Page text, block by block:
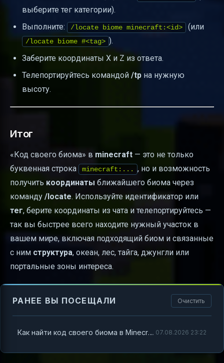
выберите тег категории).
Выполните:
/locate biome minecraft:<id> (или
/locate biome #<tag> ).
Заберите координаты X и Z из ответа.
Телепортируйтесь командой /tp на нужную
высоту.
Итог
«Код своего биома» в minecraft — это не только
буквенная строка
minecraft:...
, но и возможность
получить координаты ближайшего биома через
команду /locate. Используйте идентификатор или
тег, берите координаты из чата и телепортируйтесь —
так вы быстрее всего находите нужный участок в
вашем мире, включая подходящий биом и связанные
с ним структура, океан, лес, тайга, джунгли или
портальные зоны интереса.
РАНЕЕ ВЫ ПОСЕЩАЛИ Очистить
Как найти код своего биома в Minecraft: простой способ узнать нужные координаты 07.08.2026 23:22